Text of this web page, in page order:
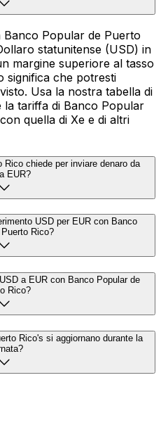
Popular de Puerto
statunitense (USD) in
margine superiore al tasso
significa che potresti
Usa la nostra tabella di
tariffa di Banco Popular
quella di Xe e di altri
chiede per inviare denaro da
EUR?
USD per EUR con Banco
Rico?
a EUR con Banco Popular de
Rico?
Rico's si aggiornano durante la